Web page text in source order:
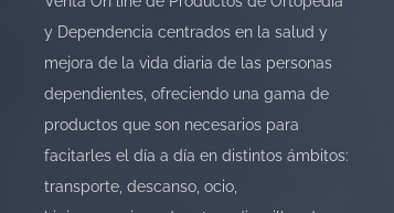
y Dependencia centrados en la salud y
mejora de la vida diaria de las personas
dependientes, ofreciendo una gama de
productos que son necesarios para
facitarles el día a día en distintos ámbitos:
transporte, descanso, ocio,